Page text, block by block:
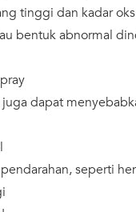
tinggi dan kadar
bentuk abnormal
dapat
seperti